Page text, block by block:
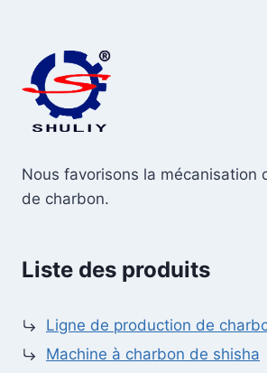
Nous favorisons la mécanisation
de charbon.
Liste des produits
Ligne de production de
Machine à charbon de shisha